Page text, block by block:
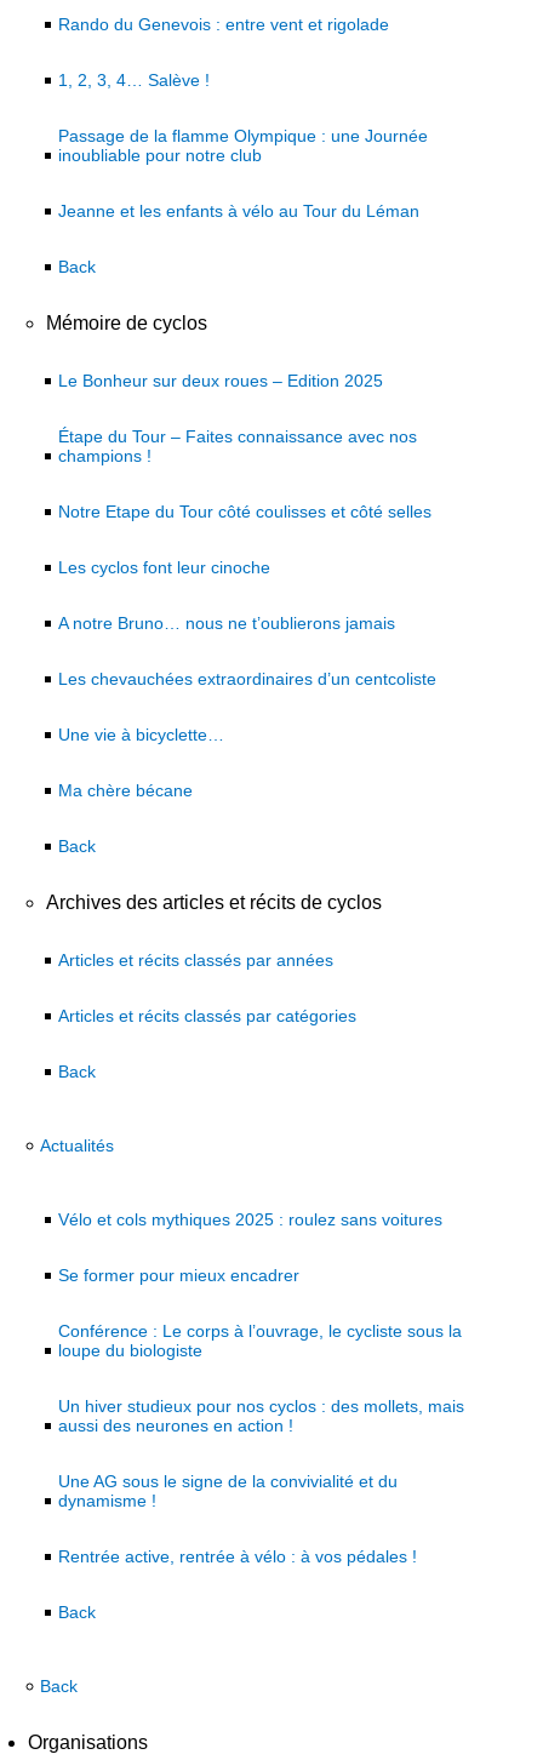
Rando du Genevois : entre vent et rigolade
1, 2, 3, 4… Salève !
Passage de la flamme Olympique : une Journée
inoubliable pour notre club
Jeanne et les enfants à vélo au Tour du Léman
Back
Mémoire de cyclos
Le Bonheur sur deux roues – Edition 2025
Étape du Tour – Faites connaissance avec nos
champions !
Notre Etape du Tour côté coulisses et côté selles
Les cyclos font leur cinoche
A notre Bruno… nous ne t’oublierons jamais
Les chevauchées extraordinaires d’un centcoliste
Une vie à bicyclette…
Ma chère bécane
Back
Archives des articles et récits de cyclos
Articles et récits classés par années
Articles et récits classés par catégories
Back
Actualités
Vélo et cols mythiques 2025 : roulez sans voitures
Se former pour mieux encadrer
Conférence : Le corps à l’ouvrage, le cycliste sous la
loupe du biologiste
Un hiver studieux pour nos cyclos : des mollets, mais
aussi des neurones en action !
Une AG sous le signe de la convivialité et du
dynamisme !
Rentrée active, rentrée à vélo : à vos pédales !
Back
Back
Organisations